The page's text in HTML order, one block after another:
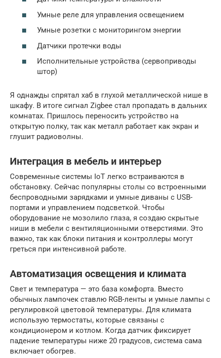
Умные реле для управления освещением
Умные розетки с мониторингом энергии
Датчики протечки воды
Исполнительные устройства (сервоприводы
штор)
Я однажды спрятал хаб в глухой металлической нише в
шкафу. В итоге сигнал Zigbee стал пропадать в дальних
комнатах. Пришлось переносить устройство на
открытую полку, так как металл работает как экран и
глушит радиоволны.
Интеграция в мебель и интерьер
Современные системы IoT легко встраиваются в
обстановку. Сейчас популярны столы со встроенными
беспроводными зарядками и умные диваны с USB-
портами и управлением подсветкой. Чтобы
оборудование не мозолило глаза, я создаю скрытые
ниши в мебели с вентиляционными отверстиями. Это
важно, так как блоки питания и контроллеры могут
греться при интенсивной работе.
Автоматизация освещения и климата
Свет и температура — это база комфорта. Вместо
обычных лампочек ставлю RGB-ленты и умные лампы с
регулировкой цветовой температуры. Для климата
использую термостаты, которые связаны с
кондиционером и котлом. Когда датчик фиксирует
падение температуры ниже 20 градусов, система сама
включает обогрев.